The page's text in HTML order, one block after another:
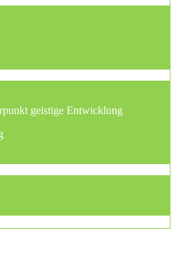
geistige Entwicklung